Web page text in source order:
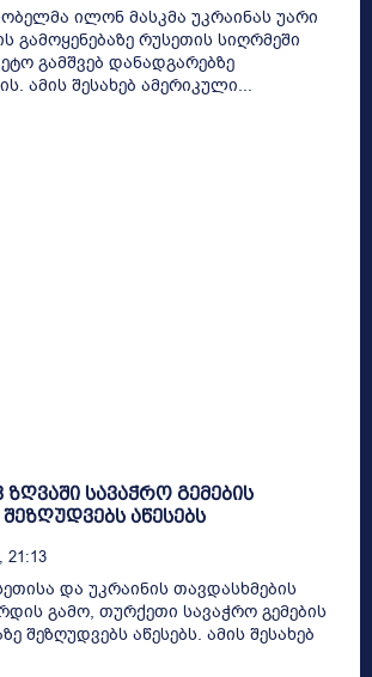
ილონ მასკმა უკრაინას უარი
გამოყენებაზე რუსეთის სიღრმეში
გამშვებ დანადგარებზე
ამის შესახებ ამერიკული...
სავაჭრო გემების
აწესებს
21:13
და უკრაინის თავდასხმების
გამო, თურქეთი სავაჭრო გემების
შეზღუდვებს აწესებს. ამის შესახებ